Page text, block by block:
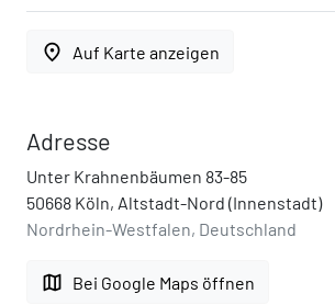
place Auf Karte anzeigen
Adresse
Unter Krahnenbäumen 83-85
50668 Köln, Altstadt-Nord (Innenstadt)
Nordrhein-Westfalen, Deutschland
map Bei Google Maps öffnen